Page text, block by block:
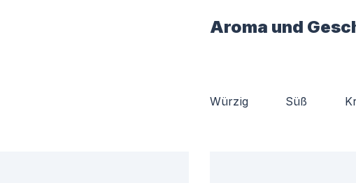
Aroma und
Würzig Süß